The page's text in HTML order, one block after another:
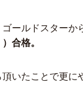
ールドスターか
合格。
いたことで更に